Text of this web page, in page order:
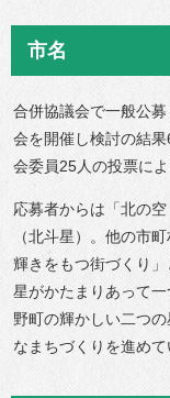
市名
合併協議会で一般公
会を開催し検討の結
会委員25人の投票によ
応募者からは「北の
（北斗星）。他の市
輝きをもつ街づくり
星がかたまりあって
野町の輝かしい二つ
なまちづくりを進め